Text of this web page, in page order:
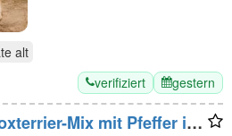
alt
verifiziert gestern
Mix mit Pfeffer im